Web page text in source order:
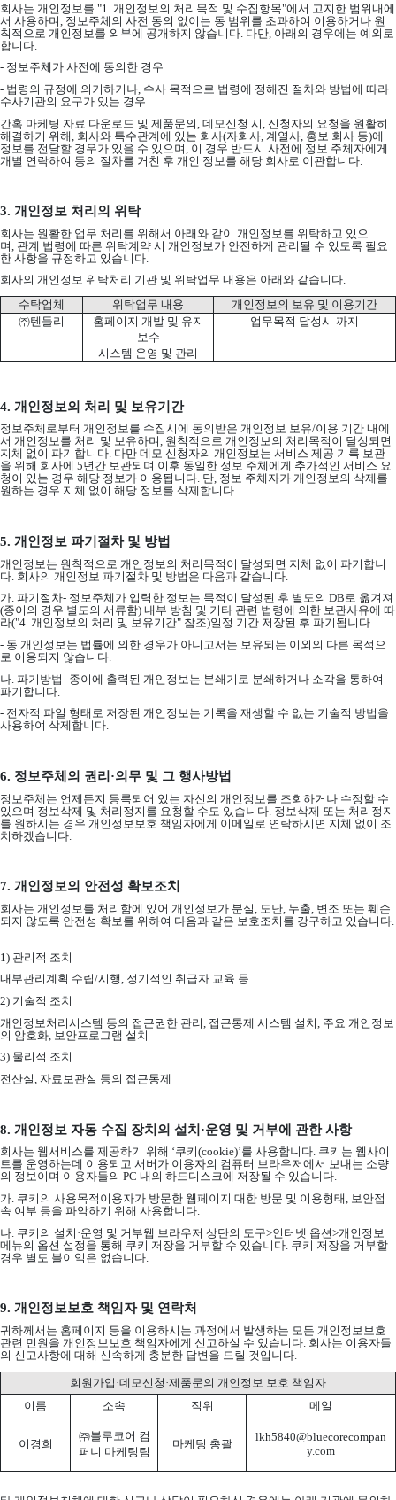
회사는 개인정보를 "1. 개인정보의 처리목적 및 수집항목"에서 고지한 범위내에
서 사용하며 정보주체의 사전 동의 없이는 동 범위를 초과하여 이용하거나 원
칙적으로 개인정보를 외부에 공개하지 않습니다 다만 아래의 경우에는 예외로
합니다
- 정보주체가 사전에 동의한 경우
- 법령의 규정에 의거하거나 수사 목적으로 법령에 정해진 절차와 방법에 따라
수사기관의 요구가 있는 경우
간혹 마케팅 자료 다운로드 및 제품문의 데모신청 시 신청자의 요청을 원활히
해결하기 위해 회사와 특수관계에 있는 회사(자회사 계열사 홍보 회사 등)에
정보를 전달할 경우가 있을 수 있으며 이 경우 반드시 사전에 정보 주체자에게
개별 연락하여 동의 절차를 거친 후 개인 정보를 해당 회사로 이관합니다
3. 개인정보 처리의 위탁
회사는 원활한 업무 처리를 위해서 아래와 같이 개인정보를 위탁하고 있으
며 관계 법령에 따른 위탁계약 시 개인정보가 안전하게 관리될 수 있도록 필요
한 사항을 규정하고 있습니다
회사의 개인정보 위탁처리 기관 및 위탁업무 내용은 아래와 같습니다.
수탁업체
위탁업무 내용
개인정보의 보유 및 이용기간
㈜텐들리
홈페이지 개발 및 유지
보수
시스템 운영 및 관리
업무목적 달성시 까지
4. 개인정보의 처리 및 보유기간
정보주체로부터 개인정보를 수집시에 동의받은 개인정보 보유/이용 기간 내에
서 개인정보를 처리 및 보유하며, 원칙적으로 개인정보의 처리목적이 달성되면
지체 없이 파기합니다. 다만 데모 신청자의 개인정보는 서비스 제공 기록 보관
을 위해 회사에 5년간 보관되며 이후 동일한 정보 주체에게 추가적인 서비스 요
청이 있는 경우 해당 정보가 이용됩니다. 단, 정보 주체자가 개인정보의 삭제를
원하는 경우 지체 없이 해당 정보를 삭제합니다.
5. 개인정보 파기절차 및 방법
개인정보는 원칙적으로 개인정보의 처리목적이 달성되면 지체 없이 파기합니
다 회사의 개인정보 파기절차 및 방법은 다음과 같습니다
가. 파기절차- 정보주체가 입력한 정보는 목적이 달성된 후 별도의 DB로 옮겨져
(종이의 경우 별도의 서류함) 내부 방침 및 기타 관련 법령에 의한 보관사유에 따
라("4. 개인정보의 처리 및 보유기간" 참조)일정 기간 저장된 후 파기됩니다.
- 동 개인정보는 법률에 의한 경우가 아니고서는 보유되는 이외의 다른 목적으
로 이용되지 않습니다.
나 파기방법- 종이에 출력된 개인정보는 분쇄기로 분쇄하거나 소각을 통하여
파기합니다
- 전자적 파일 형태로 저장된 개인정보는 기록을 재생할 수 없는 기술적 방법을
사용하여 삭제합니다.
6. 정보주체의 권리 ·의무 및 그 행사방법
정보주체는 언제든지 등록되어 있는 자신의 개인정보를 조회하거나 수정할 수
있으며 정보삭제 및 처리정지를 요청할 수도 있습니다 정보삭제 또는 처리정지
를 원하시는 경우 개인정보보호 책임자에게 이메일로 연락하시면 지체 없이 조
치하겠습니다
7. 개인정보의 안전성 확보조치
회사는 개인정보를 처리함에 있어 개인정보가 분실, 도난, 누출, 변조 또는 훼손
되지 않도록 안전성 확보를 위하여 다음과 같은 보호조치를 강구하고 있습니다.
1) 관리적 조치
내부관리계획 수립/시행, 정기적인 취급자 교육 등
2) 기술적 조치
개인정보처리시스템 등의 접근권한 관리 접근통제 시스템 설치 주요 개인정보
의 암호화 보안프로그램 설치
3) 물리적 조치
전산실 자료보관실 등의 접근통제
8. 개인정보 자동 수집 장치의 설치·운영 및 거부에 관한 사항
회사는 웹서비스를 제공하기 위해 ‘쿠키(cookie)’를 사용합니다. 쿠키는 웹사이
트를 운영하는데 이용되고 서버가 이용자의 컴퓨터 브라우저에서 보내는 소량
의 정보이며 이용자들의 PC 내의 하드디스크에 저장될 수 있습니다.
가 쿠키의 사용목적이용자가 방문한 웹페이지 대한 방문 및 이용형태
보안접
속 여부 등을 파악하기 위해 사용합니다
나 쿠키의 설치 ·운영 및 거부웹 브라우저 상단의 도구>인터넷 옵션>개인정보
메뉴의 옵션 설정을 통해 쿠키 저장을 거부할 수 있습니다 쿠키 저장을 거부할
경우 별도 불이익은 없습니다
9. 개인정보보호 책임자 및 연락처
귀하께서는 홈페이지 등을 이용하시는 과정에서 발생하는 모든 개인정보보호
관련 민원을 개인정보보호 책임자에게 신고하실 수 있습니다 회사는 이용자들
의 신고사항에 대해 신속하게 충분한 답변을 드릴 것입니다
회원가입·데모신청·제품문의 개인정보 보호 책임자
이름
소속 직위 메일
이경희
㈜블루코어 컴
퍼니 마케팅팀
마케팅 총괄
lkh5840@bluecorecompan
y.com